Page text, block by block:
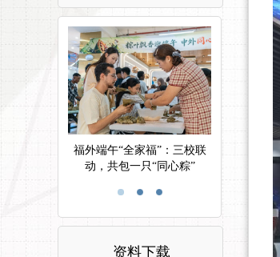
福外端午“全家福”：三校联
动，共包一只“同心粽”
资料下载